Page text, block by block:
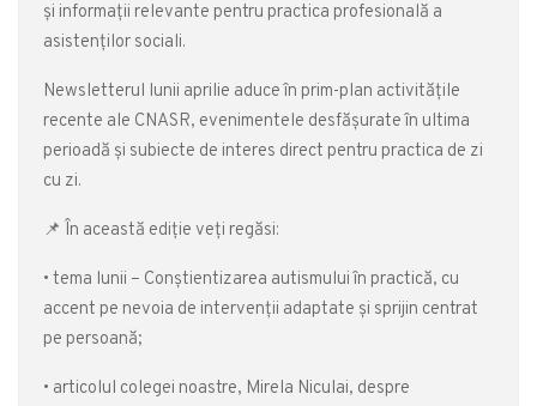
și informații relevante pentru practica profesională a
asistenților sociali.
Newsletterul lunii aprilie aduce în prim-plan activitățile
recente ale CNASR, evenimentele desfășurate în ultima
perioadă și subiecte de interes direct pentru practica de zi
cu zi.
📌 În această ediție veți regăsi:
• tema lunii – Conștientizarea autismului în practică, cu
accent pe nevoia de intervenții adaptate și sprijin centrat
pe persoană;
• articolul colegei noastre, Mirela Niculai, despre